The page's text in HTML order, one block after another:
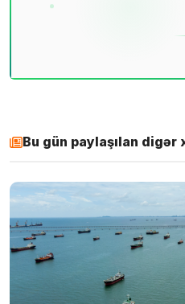
Bu gün paylaşılan digər